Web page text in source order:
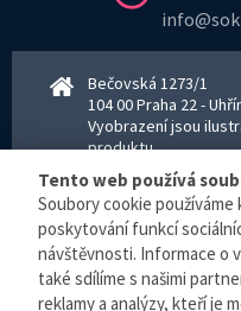
Bečovská 1273/1
104 00 Praha 22 -
Vyobrazení jsou
produktu.
www.sokra.cz│
Otevírací doba
Pondělí–Pátek
Pondělí–pátek
Tento web používá
Soubory cookie používáme
poskytování funkcí
návštěvnosti. Informace o
také sdílíme s našimi
reklamy a analýzy, kteří je